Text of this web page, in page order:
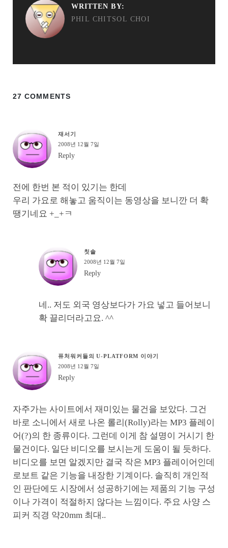
WRITTEN BY:
PHIL CHITSOL CHOI
27 COMMENTS
재서기
2008년 12월 7일
Reply
전에 한번 본 적이 있기는 한데
우리 가요로 해놓고 움직이는 동영상을 보니깐 더 확
땡기네요 +_+ㅋ
칫솔
2008년 12월 7일
Reply
네.. 저도 외국 영상보다가 가요 넣고 들어보니
확 끌리더라고요. ^^
퓨처워커들의 U-PLATFORM 이야기
2008년 12월 7일
Reply
자주가는 사이트에서 재미있는 물건을 보았다. 그건
바로 소니에서 새로 나온 롤리(Rolly)라는 MP3 플레이
어(?)의 한 종류이다. 그런데 이게 참 설명이 거시기 한
물건이다. 일단 비디오를 보시는게 도움이 될 듯하다.
비디오를 보면 알겠지만 결국 작은 MP3 플레이어인데
로보트 같은 기능을 내장한 기계이다. 솔직히 개인적
인 판단에도 시장에서 성공하기에는 제품의 기능 구성
이나 가격이 적절하지 않다는 느낌이다. 주요 사양 스
피커 직경 약20mm 최대..